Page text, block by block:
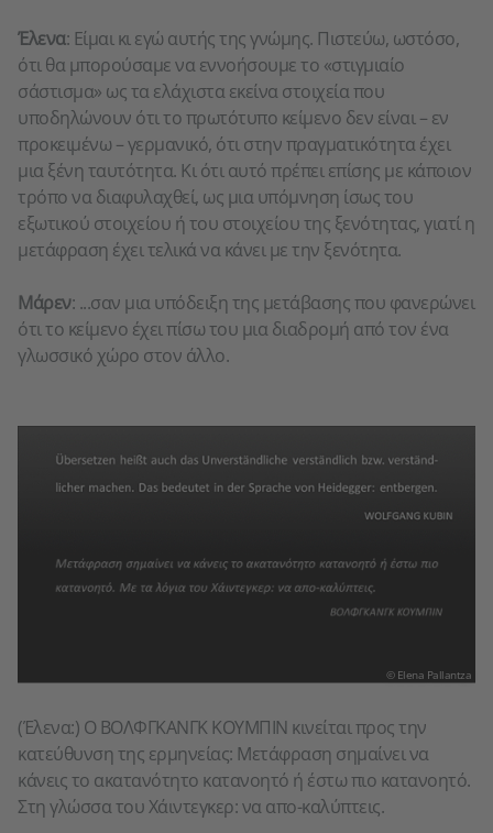
Έλενα: Είμαι κι εγώ αυτής της γνώμης. Πιστεύω, ωστόσο,
ότι θα μπορούσαμε να εννοήσουμε το «στιγμιαίο
σάστισμα» ως τα ελάχιστα εκείνα στοιχεία που
υποδηλώνουν ότι το πρωτότυπο κείμενο δεν είναι – εν
προκειμένω – γερμανικό, ότι στην πραγματικότητα έχει
μια ξένη ταυτότητα. Κι ότι αυτό πρέπει επίσης με κάποιον
τρόπο να διαφυλαχθεί, ως μια υπόμνηση ίσως του
εξωτικού στοιχείου ή του στοιχείου της ξενότητας, γιατί η
μετάφραση έχει τελικά να κάνει με την ξενότητα.
Μάρεν: ...σαν μια υπόδειξη της μετάβασης που φανερώνει
ότι το κείμενο έχει πίσω του μια διαδρομή από τον ένα
γλωσσικό χώρο στον άλλο.
© Elena Pallantza
(Έλενα:) Ο ΒΟΛΦΓΚΑΝΓΚ ΚΟΥΜΠΙΝ κινείται προς την
κατεύθυνση της ερμηνείας: Mετάφραση σημαίνει να
κάνεις το ακατανότητο κατανοητό ή έστω πιο κατανοητό.
Στη γλώσσα του Χάιντεγκερ: να απο-καλύπτεις.